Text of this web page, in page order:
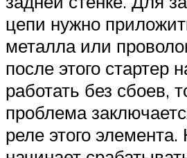
цепи нужно
металла или
после этого стартер
работать без сбоев,
проблема
реле этого элемента.